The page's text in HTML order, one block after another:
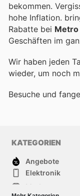
bekommen.
hohe Inflation.
Rabatte bei Metro
Geschäften im
Wir haben jeden
wieder, um noch
Besuche und
KATEGORIEN
Angebote
Elektronik
Mode